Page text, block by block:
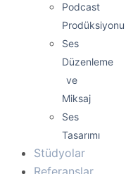
Podcast
Prodüksiyonu
Ses
Düzenleme
ve
Miksaj
Ses
Tasarımı
Stüdyolar
Referanslar